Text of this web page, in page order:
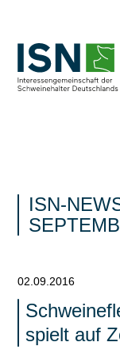
ISN-
02.09.2016
spielt auf